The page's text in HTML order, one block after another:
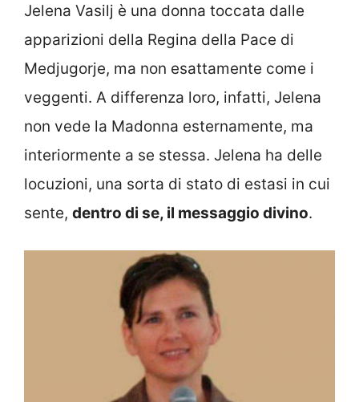
Jelena Vasilj è una donna toccata dalle
apparizioni della Regina della Pace di
Medjugorje, ma non esattamente come i
veggenti. A differenza loro, infatti, Jelena
non vede la Madonna esternamente, ma
interiormente a se stessa. Jelena ha delle
locuzioni, una sorta di stato di estasi in cui
sente, dentro di se, il messaggio divino.